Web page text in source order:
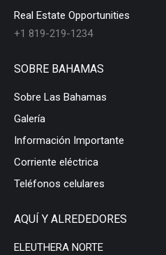
Real Estate Opportunities
+1 819-219-1234
SOBRE BAHAMAS
Sobre Las Bahamas
Galería
Información Importante
Corriente eléctrica
Teléfonos celulares
AQUÍ Y ALREDEDORES
ELEUTHERA NORTE